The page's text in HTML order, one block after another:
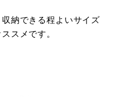
納できる程よいサイズ
スメです。